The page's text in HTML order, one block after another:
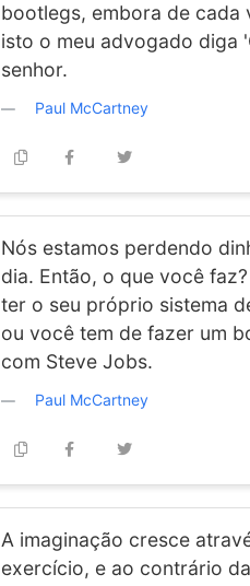
bootlegs, embora de cada
isto o meu advogado diga
senhor.
Paul McCartney
Nós estamos perdendo
dia. Então, o que você
ter o seu próprio sistema
ou você tem de fazer um
com Steve Jobs.
Paul McCartney
A imaginação cresce
exercício, e ao contrário